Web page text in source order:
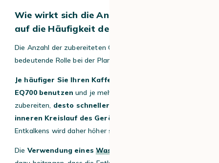
Wie wirkt sich die Anzahl der Getränke
auf die Häufigkeit der Entkalkung aus?
Die Anzahl der zubereiteten Getränke spielt eine
bedeutende Rolle bei der Planung der Entkalkung.
Je häufiger Sie Ihren Kaffeevollautomaten Siemens
EQ700 benutzen und je mehr Tassen Kaffee Sie pro Tag
zubereiten, desto schneller lagert sich Kalk im
inneren Kreislauf des Geräts ab
Entkalkens wird daher höher sein.
Die Verwendung eines Wasserfilters